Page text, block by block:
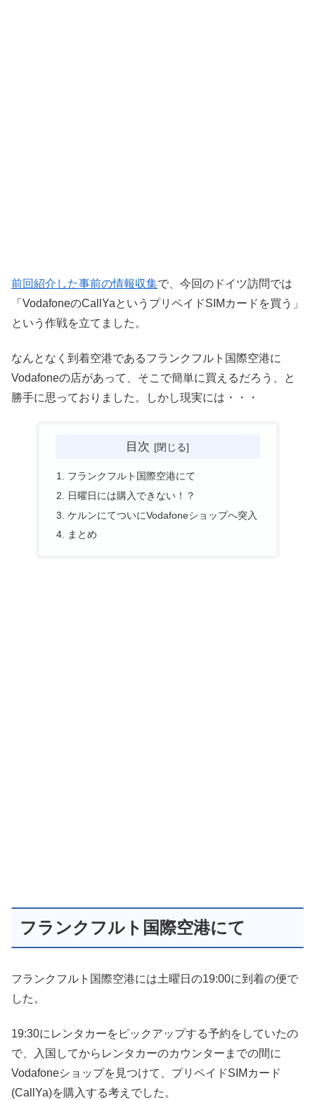
前回紹介した事前の情報収集で、今回のドイツ訪問では
「VodafoneのCallYaというプリペイドSIMカードを買う」
という作戦を立てました。
なんとなく到着空港であるフランクフルト国際空港に
Vodafoneの店があって、そこで簡単に買えるだろう、と
勝手に思っておりました。しかし現実には・・・
目次
フランクフルト国際空港にて
日曜日には購入できない！？
ケルンにてついにVodafoneショップへ突入
まとめ
フランクフルト国際空港にて
フランクフルト国際空港には土曜日の19:00に到着の便で
した。
19:30にレンタカーをピックアップする予約をしていたの
で、入国してからレンタカーのカウンターまでの間に
Vodafoneショップを見つけて、プリペイドSIMカード
(CallYa)を購入する考えでした。